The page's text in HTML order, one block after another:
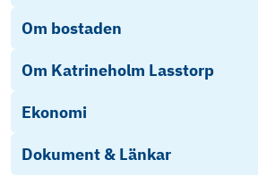
Om bostaden
Om Katrineholm Lasstorp
Ekonomi
Dokument & Länkar